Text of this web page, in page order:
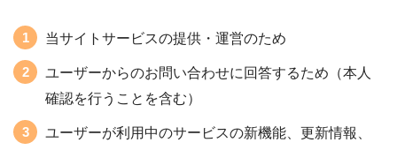
当サイトサービスの提供・運営のため
ユーザーからのお問い合わせに回答するため（本人
確認を行うことを含む）
ユーザーが利用中のサービスの新機能、更新情報、